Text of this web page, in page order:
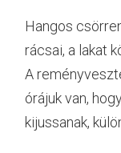
Hangos
rácsai, a lakat
A
órájuk van,
kijussanak,